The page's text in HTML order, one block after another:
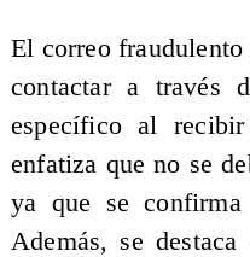
El correo
contactar a través
específico al
enfatiza que no se
ya que se
Además, se